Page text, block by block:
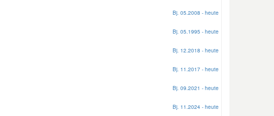
Bj. 05.2008 - heute
Bj. 05.1995 - heute
Bj. 12.2018 - heute
Bj. 11.2017 - heute
Bj. 09.2021 - heute
Bj. 11.2024 - heute